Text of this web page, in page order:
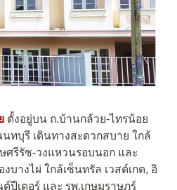
ตั้งอยู่บน ถ.บ้านกล้วย-ไทรน้อย
ทบุรี เดินทางสะดวกสบาย ใกล้
ศรีรัช-วงแหวนรอบนอก และ
บางไผ่ ใกล้เซ็นทรัล เวสต์เกต, อิ
ปีเตอร์ และ รพ.เกษมราษฎร์